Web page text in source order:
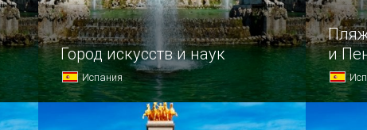
Город искусств и наук
Испания
Не было бы счастья, да несчастье
и